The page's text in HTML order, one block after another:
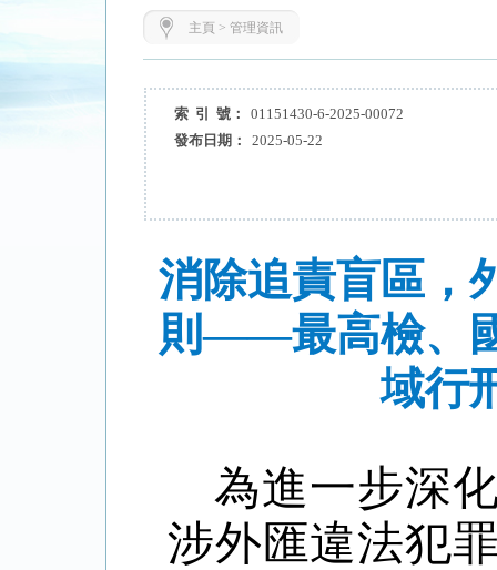
主頁 > 管理資訊
索 引 號：
01151430-6-2025-00072
發布日期：
2025-05-22
消除追責盲區，
則——最高檢、
域行
為進一步深
涉外匯違法犯